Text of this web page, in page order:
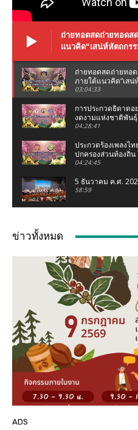
ถ่ายทอดสดถ่ายทอดส
แนวคิด“เสน่ห์หัตถกร
ถ่ายทอดสดถ่ายทอ
ภายใต้แนวคิด“เสน่
03:04:33
การประกวดธิดาด
งดงามแห่งชาติพัน
น่าน จ.น่าน
04:28:41
ประกวดร้องเพลงไ
ปกครองส่วนท้องถิ่น
น่าน 2569
04:24:45
5 ธันวาคม ค.ศ.
58:59
02:07:05
เชอรี่ ส่งกำลังใจน้
จ.น่าน #เชอรี่ #เชอ
04:11
มูลนิธิเพชรเกษมน่
เพชรเกษมน่าน (ส
01:01:17
นมัสการสรงน้ำองค์
2568 วัดเจดีย์ ต.ดู่
02:07:34
ประกวดเทพีสงกร
2568( จัดงาน 14
04:23:07
“#เสน่หา #มนตรา
ข่าวทั้งหมด
ADS